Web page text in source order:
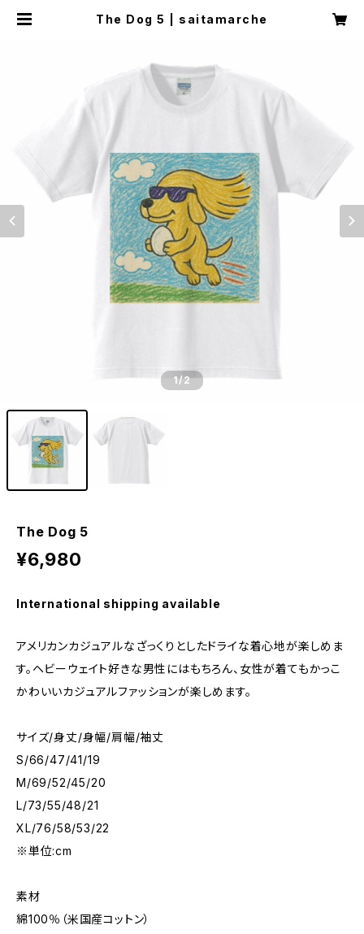
The Dog 5 | saitamarche
1/2
The Dog 5
¥6,980
International shipping available
アメリカンカジュアルなざっくりとしたドライな着心地が楽しめま
す。ヘビーウェイト好きな男性にはもちろん、女性が着てもかっこ
かわいいカジュアルファッションが楽しめます。
サイズ/身丈/身幅/肩幅/袖丈
S/66/47/41/19
M/69/52/45/20
L/73/55/48/21
XL/76/58/53/22
※単位:cm
素材
綿100％（米国産コットン）